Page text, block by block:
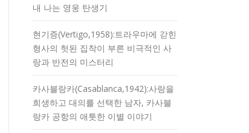
내 나는 영웅 탄생기
현기증(Vertigo,1958):트라우마에 갇힌
형사의 헛된 집착이 부른 비극적인 사
랑과 반전의 미스터리
카사블랑카(Casablanca,1942):사랑을
희생하고 대의를 선택한 남자, 카사블
랑카 공항의 애틋한 이별 이야기